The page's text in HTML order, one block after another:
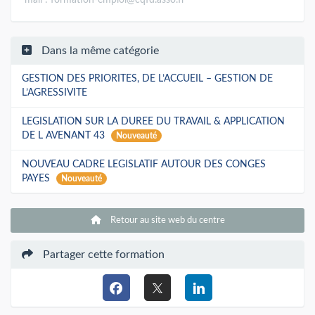
Dans la même catégorie
GESTION DES PRIORITES, DE L’ACCUEIL – GESTION DE
L’AGRESSIVITE
LEGISLATION SUR LA DUREE DU TRAVAIL & APPLICATION
DE L AVENANT 43
Nouveauté
NOUVEAU CADRE LEGISLATIF AUTOUR DES CONGES
PAYES
Nouveauté
Retour au site web du centre
Partager cette formation